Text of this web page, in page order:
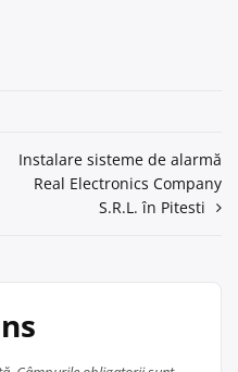
Instalare sisteme de alarmă
Real Electronics Company
S.R.L. în Pitesti